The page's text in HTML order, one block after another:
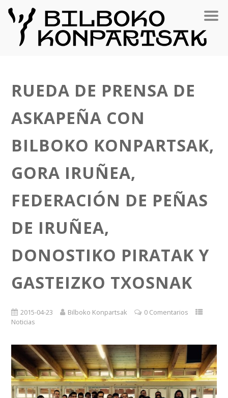
RUEDA DE PRENSA DE
ASKAPEÑA CON
BILBOKO KONPARTSAK,
GORA IRUÑEA,
FEDERACIÓN DE PEÑAS
DE IRUÑEA,
DONOSTIKO PIRATAK Y
GASTEIZKO TXOSNAK
2015-04-23 Bilboko Konpartsak
0 Comentarios
Noticias